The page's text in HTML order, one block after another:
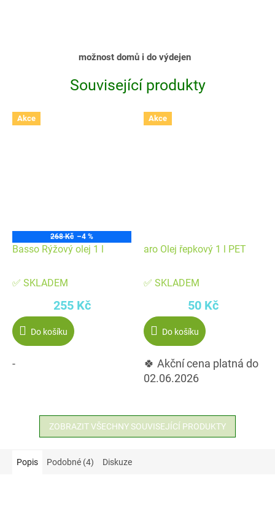
možnost domů i do výdejen
Související produkty
Akce
268 Kč –4 %
Basso Rýžový olej 1 l
✅ SKLADEM
255 Kč
Do košíku
-
Akce
aro Olej řepkový 1 l PET
✅ SKLADEM
50 Kč
Do košíku
🍀 Akční cena platná do
02.06.2026
ZOBRAZIT VŠECHNY SOUVISEJÍCÍ PRODUKTY
Popis Podobné (4) Diskuze